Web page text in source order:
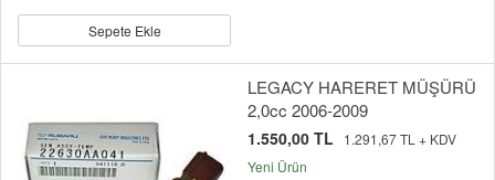
Sepete Ekle
LEGACY HARERET MÜŞÜRÜ
2,0cc 2006-2009
1.550,00 TL
1.291,67 TL + KDV
Yeni Ürün